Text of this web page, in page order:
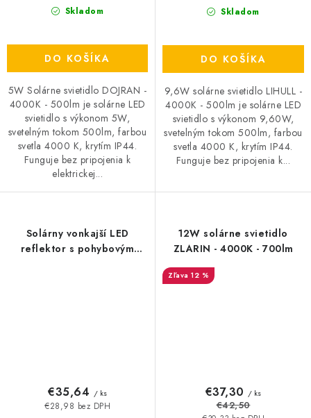
Skladom
DO KOŠÍKA
5W Solárne svietidlo DOJRAN -
4000K - 500lm je solárne LED
svietidlo s výkonom 5W,
svetelným tokom 500lm, farbou
svetla 4000 K, krytím IP44.
Funguje bez pripojenia k
elektrickej...
Skladom
DO KOŠÍKA
9,6W solárne svietidlo LIHULL -
4000K - 500lm je solárne LED
svietidlo s výkonom 9,60W,
svetelným tokom 500lm, farbou
svetla 4000 K, krytím IP44.
Funguje bez pripojenia k...
Solárny vonkajší LED
reflektor s pohybovým
€28,98 bez DPH
€35,64 / ks
12W solárne svietidlo
ZLARIN - 4000K - 700lm
12 %
€37,30 / ks
€42,50